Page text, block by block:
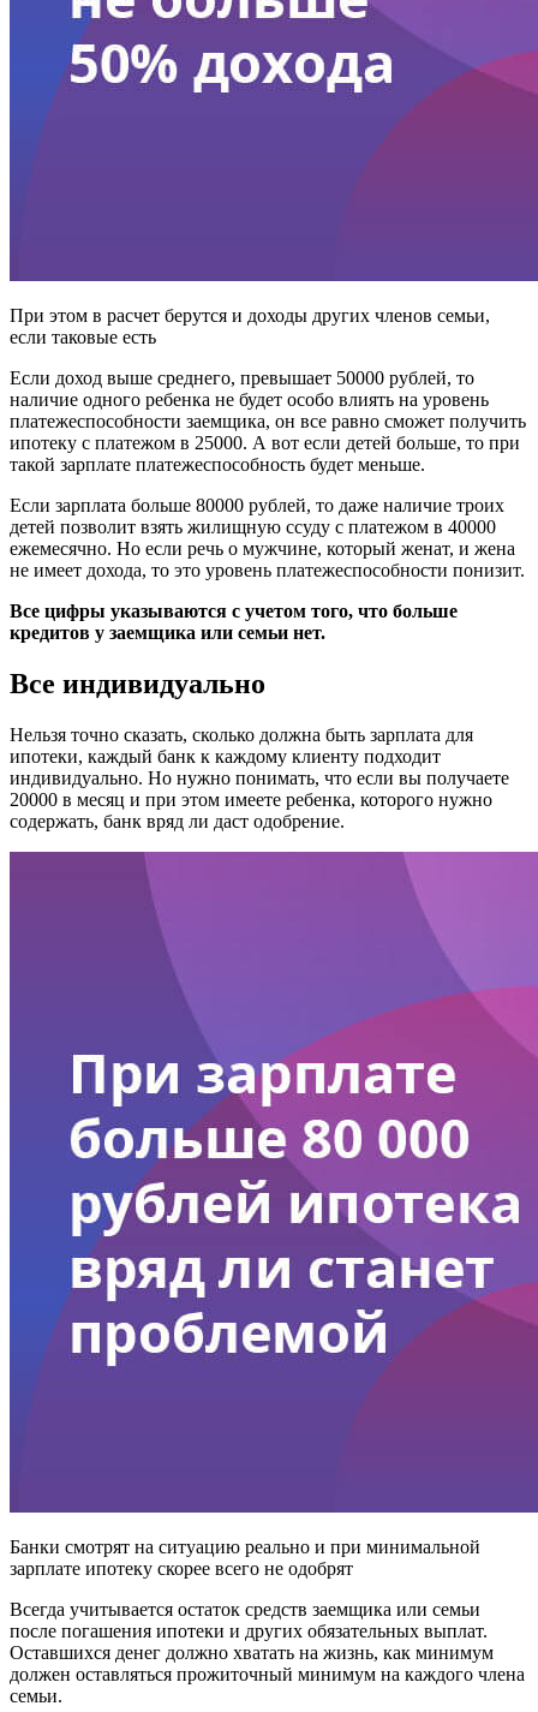
При этом в расчет берутся и доходы других членов семьи,
если таковые есть
Если доход выше среднего, превышает 50000 рублей, то
наличие одного ребенка не будет особо влиять на уровень
платежеспособности заемщика, он все равно сможет получить
ипотеку с платежом в 25000. А вот если детей больше, то при
такой зарплате платежеспособность будет меньше.
Если зарплата больше 80000 рублей, то даже наличие троих
детей позволит взять жилищную ссуду с платежом в 40000
ежемесячно. Но если речь о мужчине, который женат, и жена
не имеет дохода, то это уровень платежеспособности понизит.
Все цифры указываются с учетом того, что больше
кредитов у заемщика или семьи нет.
Все индивидуально
Нельзя точно сказать, сколько должна быть зарплата для
ипотеки, каждый банк к каждому клиенту подходит
индивидуально. Но нужно понимать, что если вы получаете
20000 в месяц и при этом имеете ребенка, которого нужно
содержать, банк вряд ли даст одобрение.
Банки смотрят на ситуацию реально и при минимальной
зарплате ипотеку скорее всего не одобрят
Всегда учитывается остаток средств заемщика или семьи
после погашения ипотеки и других обязательных выплат.
Оставшихся денег должно хватать на жизнь, как минимум
должен оставляться прожиточный минимум на каждого члена
семьи.